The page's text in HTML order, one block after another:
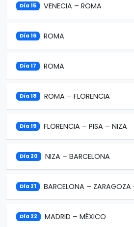
Día 15 VENECIA – ROMA
Día 16 ROMA
Día 17 ROMA
Día 18 ROMA – FLORENCIA
Día 19 FLORENCIA – PISA – NIZA
Día 20 NIZA – BARCELONA
Día 21 BARCELONA – ZARAGOZA
Día 22 MADRID – MÉXICO